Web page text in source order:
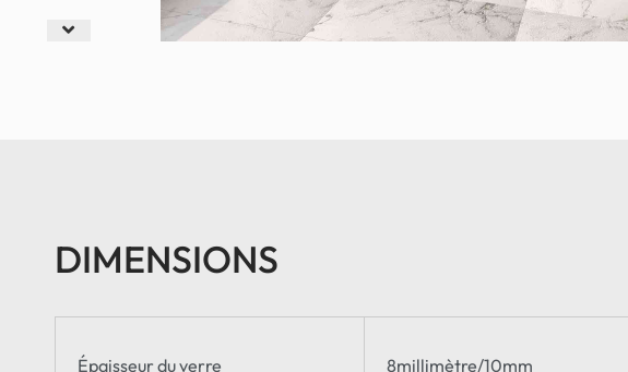
DIMENSIONS
Épaisseur du verre 8millimètre/10mm